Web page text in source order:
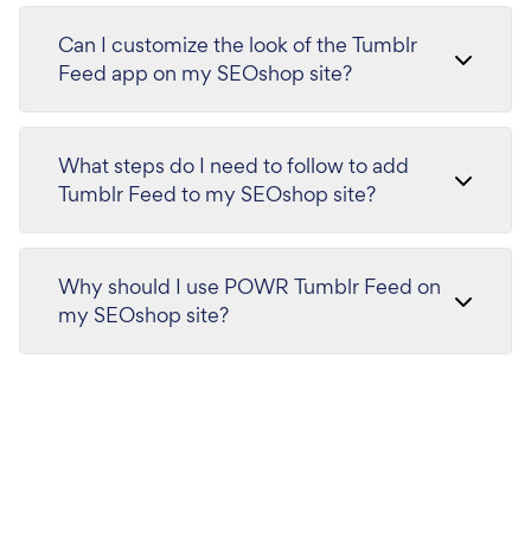
Can I customize the look of the Tumblr
Feed app on my SEOshop site?
What steps do I need to follow to add
Tumblr Feed to my SEOshop site?
Why should I use POWR Tumblr Feed on
my SEOshop site?